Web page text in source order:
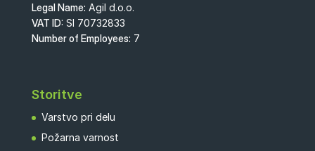
Legal Name: Agil d.o.o.
VAT ID: SI 70732833
Number of Employees: 7
Storitve
Varstvo pri delu
Požarna varnost